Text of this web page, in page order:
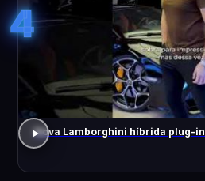
4
Nova Lamborghini híbrida plug-in